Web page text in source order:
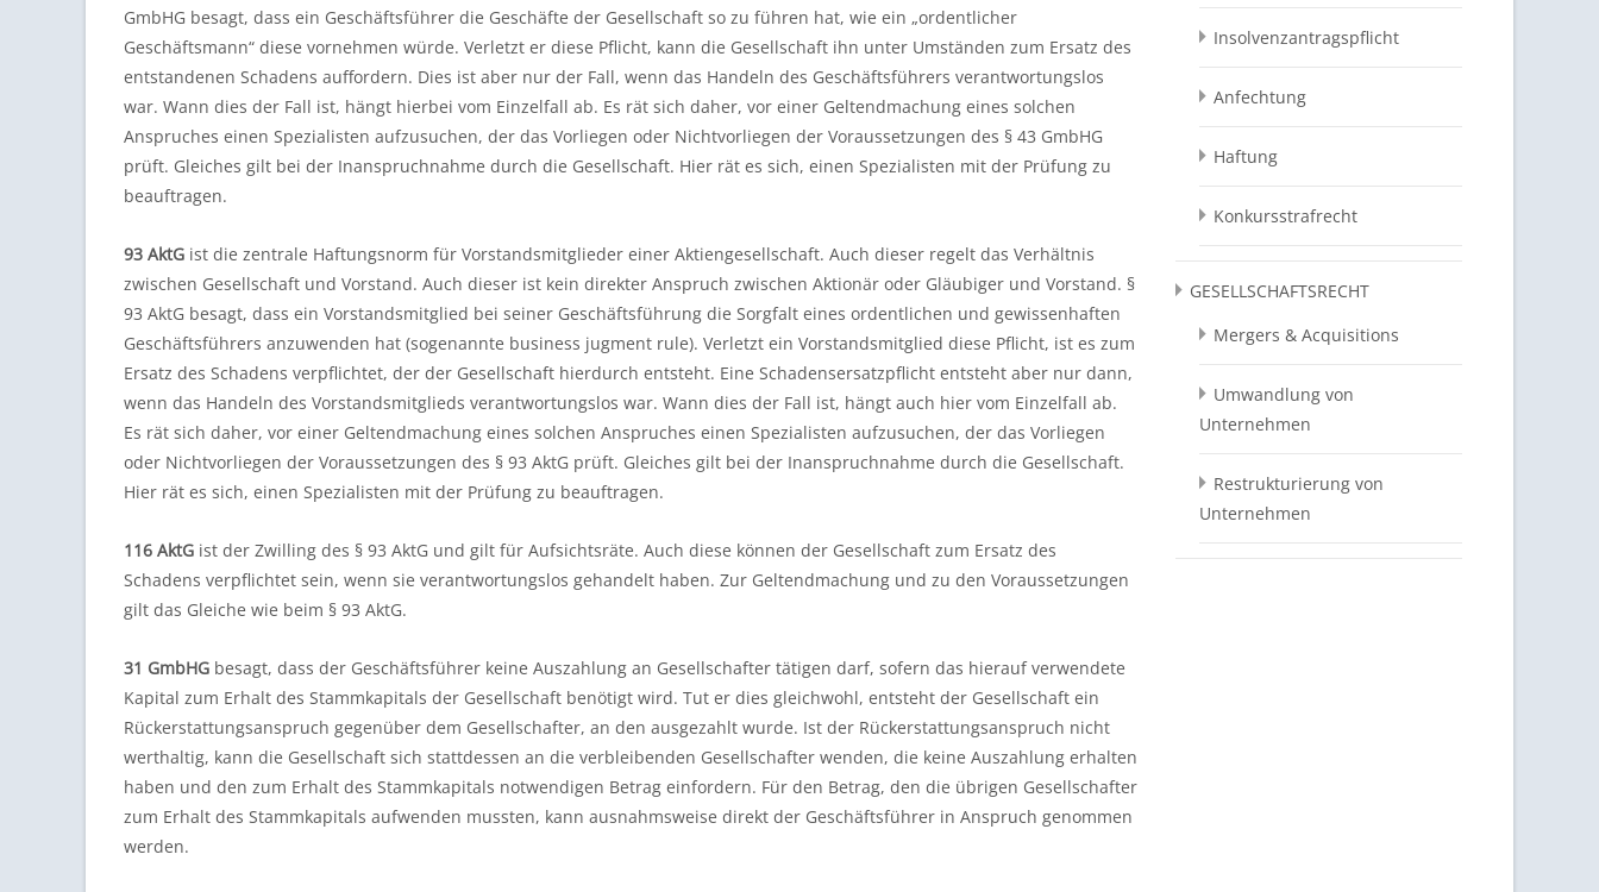
GmbHG besagt, dass ein Geschäftsführer die Geschäfte der Gesellschaft so zu führen hat, wie ein „ordentlicher
Geschäftsmann“ diese vornehmen würde. Verletzt er diese Pflicht, kann die Gesellschaft ihn unter Umständen zum Ersatz des
entstandenen Schadens auffordern. Dies ist aber nur der Fall, wenn das Handeln des Geschäftsführers verantwortungslos
war. Wann dies der Fall ist, hängt hierbei vom Einzelfall ab. Es rät sich daher, vor einer Geltendmachung eines solchen
Anspruches einen Spezialisten aufzusuchen, der das Vorliegen oder Nichtvorliegen der Voraussetzungen des § 43 GmbHG
prüft. Gleiches gilt bei der Inanspruchnahme durch die Gesellschaft. Hier rät es sich, einen Spezialisten mit der Prüfung zu
beauftragen.
93 AktG ist die zentrale Haftungsnorm für Vorstandsmitglieder einer Aktiengesellschaft. Auch dieser regelt das Verhältnis
zwischen Gesellschaft und Vorstand. Auch dieser ist kein direkter Anspruch zwischen Aktionär oder Gläubiger und Vorstand. §
93 AktG besagt, dass ein Vorstandsmitglied bei seiner Geschäftsführung die Sorgfalt eines ordentlichen und gewissenhaften
Geschäftsführers anzuwenden hat (sogenannte business jugment rule). Verletzt ein Vorstandsmitglied diese Pflicht, ist es zum
Ersatz des Schadens verpflichtet, der der Gesellschaft hierdurch entsteht. Eine Schadensersatzpflicht entsteht aber nur dann,
wenn das Handeln des Vorstandsmitglieds verantwortungslos war. Wann dies der Fall ist, hängt auch hier vom Einzelfall ab.
Es rät sich daher, vor einer Geltendmachung eines solchen Anspruches einen Spezialisten aufzusuchen, der das Vorliegen
oder Nichtvorliegen der Voraussetzungen des § 93 AktG prüft. Gleiches gilt bei der Inanspruchnahme durch die Gesellschaft.
Hier rät es sich, einen Spezialisten mit der Prüfung zu beauftragen.
116 AktG ist der Zwilling des § 93 AktG und gilt für Aufsichtsräte. Auch diese können der Gesellschaft zum Ersatz des
Schadens verpflichtet sein, wenn sie verantwortungslos gehandelt haben. Zur Geltendmachung und zu den Voraussetzungen
gilt das Gleiche wie beim § 93 AktG.
31 GmbHG besagt, dass der Geschäftsführer keine Auszahlung an Gesellschafter tätigen darf, sofern das hierauf verwendete
Kapital zum Erhalt des Stammkapitals der Gesellschaft benötigt wird. Tut er dies gleichwohl, entsteht der Gesellschaft ein
Rückerstattungsanspruch gegenüber dem Gesellschafter, an den ausgezahlt wurde. Ist der Rückerstattungsanspruch nicht
werthaltig, kann die Gesellschaft sich stattdessen an die verbleibenden Gesellschafter wenden, die keine Auszahlung erhalten
haben und den zum Erhalt des Stammkapitals notwendigen Betrag einfordern. Für den Betrag, den die übrigen Gesellschafter
zum Erhalt des Stammkapitals aufwenden mussten, kann ausnahmsweise direkt der Geschäftsführer in Anspruch genommen
werden.
Insolvenzantragspflicht
Anfechtung
Haftung
Konkursstrafrecht
GESELLSCHAFTSRECHT
Mergers & Acquisitions
Umwandlung von
Unternehmen
Restrukturierung von
Unternehmen